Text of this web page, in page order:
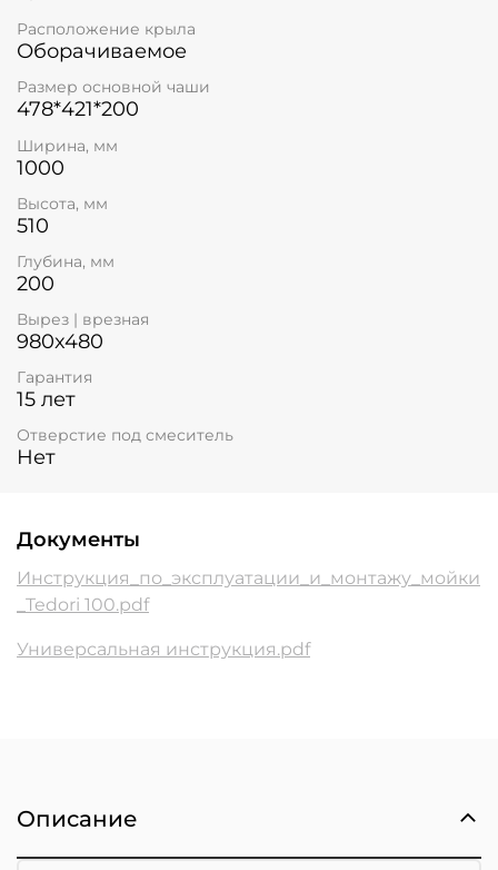
Расположение крыла
Оборачиваемое
Размер основной чаши
478*421*200
Ширина, мм
1000
Высота, мм
510
Глубина, мм
200
Вырез | врезная
980x480
Гарантия
15 лет
Отверстие под смеситель
Нет
Документы
Инструкция_по_эксплуатации_и_монтажу_мойки
_Tedori 100.pdf
Универсальная инструкция.pdf
Описание